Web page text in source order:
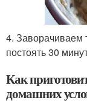
4. Заворачиваем
постоять 30
Как
домашних